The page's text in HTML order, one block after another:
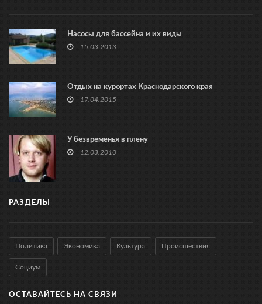
Насосы для бассейна и их виды
15.03.2013
Отдых на курортах Краснодарского края
17.04.2015
У безвременья в плену
12.03.2010
РАЗДЕЛЫ
Политика Экономика Культура Происшествия
Социум
ОСТАВАЙТЕСЬ НА СВЯЗИ